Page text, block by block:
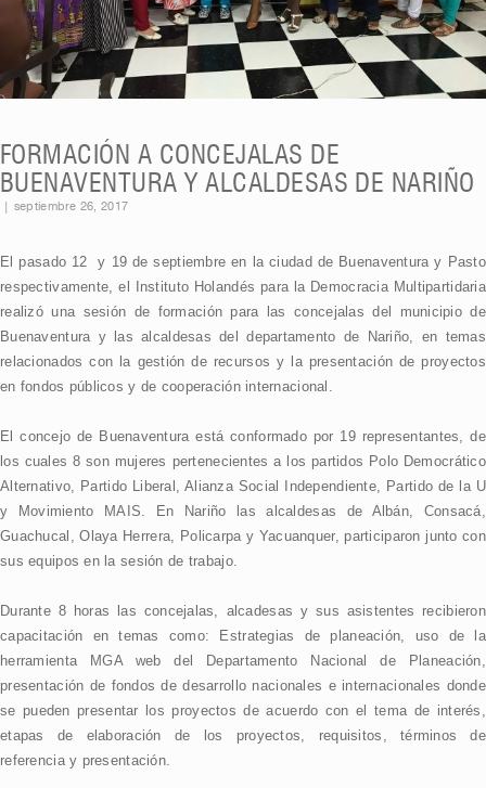
FORMACIÓN A CONCEJALAS DE
BUENAVENTURA Y ALCALDESAS DE NARIÑO
septiembre 26, 2017
El pasado 12 y 19 de septiembre en la ciudad de Buenaventura y Pasto
respectivamente, el Instituto Holandés para la Democracia Multipartidaria
realizó una sesión de formación para las concejalas del municipio de
Buenaventura y las alcaldesas del departamento de Nariño, en temas
relacionados con la gestión de recursos y la presentación de proyectos
en fondos públicos y de cooperación internacional.
El concejo de Buenaventura está conformado por 19 representantes, de
los cuales 8 son mujeres pertenecientes a los partidos Polo Democrático
Alternativo, Partido Liberal, Alianza Social Independiente, Partido de la U
y Movimiento MAIS. En Nariño las alcaldesas de Albán, Consacá,
Guachucal, Olaya Herrera, Policarpa y Yacuanquer, participaron junto con
sus equipos en la sesión de trabajo.
Durante 8 horas las concejalas, alcadesas y sus asistentes recibieron
capacitación en temas como: Estrategias de planeación, uso de la
herramienta MGA web del Departamento Nacional de Planeación,
presentación de fondos de desarrollo nacionales e internacionales donde
se pueden presentar los proyectos de acuerdo con el tema de interés,
etapas de elaboración de los proyectos, requisitos, términos de
referencia y presentación.